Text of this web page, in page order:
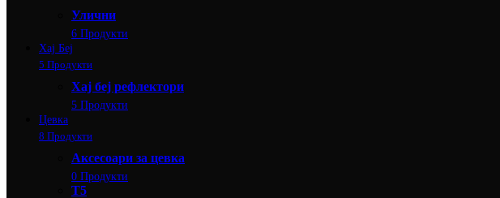
Улични
6 Продукти
Хај Беј
5 Продукти
Хај беј рефлектори
5 Продукти
Цевка
8 Продукти
Аксесоари за цевка
0 Продукти
Т5